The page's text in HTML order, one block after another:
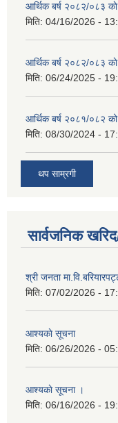
आर्थिक बर्ष २०८२/०८३ काे
मिति: 04/16/2026 -
आर्थिक बर्ष २०८२/०८३ काे
मिति: 06/24/2025 -
आर्थिक बर्ष २०८१/०८२
मिति: 08/30/2024 -
थप साम्रगी
सार्वजनिक
श्री जनता
मिति: 07/02/2026 -
आश्यकाे सूचना
मिति: 06/26/2026 -
आश्यकाे सूचना ।
मिति: 06/16/2026 -